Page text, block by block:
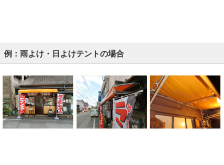
例：雨よけ・日よけテントの場合